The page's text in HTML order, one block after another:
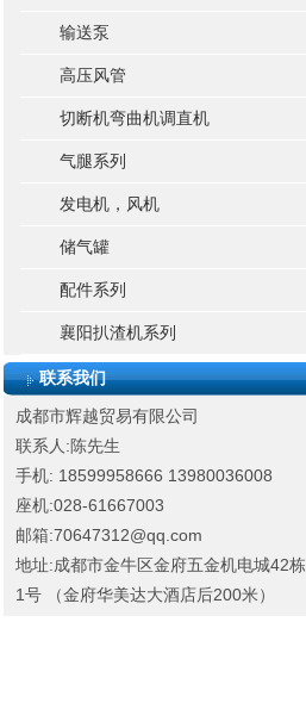
输送泵
高压风管
切断机弯曲机调直机
气腿系列
发电机，风机
储气罐
配件系列
襄阳扒渣机系列
联系我们
成都市辉越贸易有限公司
联系人:陈先生
手机: 18599958666 13980036008
座机:028-61667003
邮箱:70647312@qq.com
地址:成都市金牛区金府五金机电城42栋
1号 （金府华美达大酒店后200米）